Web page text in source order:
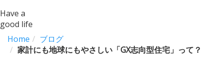
Have a
good life
Home
ブログ
家計にも地球にもやさしい「GX志向型住宅」って？